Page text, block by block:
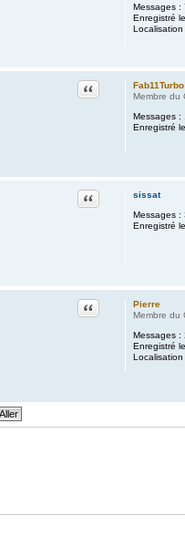
Messages :
Enregistré
Localisation
Fab11Turbo
Membre du
Messages :
Enregistré
Citation
sissat
Messages :
Enregistré
Citation
Pierre
Membre du
Messages :
Enregistré
Localisation
Citation